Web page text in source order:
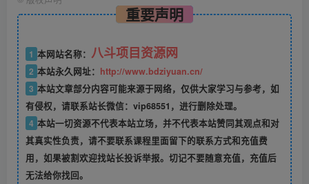
重要声明
1 本网站名称： 八斗项目资源网
2 本站永久网址： http://www.bdziyuan.cn/
3 本站文章部分内容可能来源于网络，仅供大家学习与参考，如
有侵权，请联系站长微信：vip68551，进行删除处理。
4 本站一切资源不代表本站立场，并不代表本站赞同其观点和对
其真实性负责，请不要联系课程里面留下的联系方式和充值费
用，如果被割欢迎找站长投诉举报。切记不要随意充值，充值后
无法给你找回。